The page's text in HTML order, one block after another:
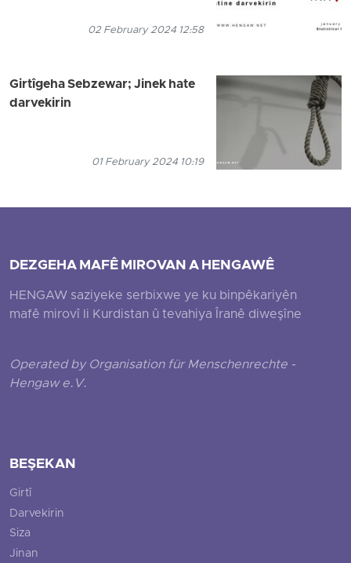
02 February 2024 12:58
Girtîgeha Sebzewar; Jinek hate
darvekirin
01 February 2024 10:19
DEZGEHA MAFÊ MIROVAN A HENGAWÊ
HENGAW saziyeke serbixwe ye ku binpêkariyên
mafê mirovî li Kurdistan û tevahiya Îranê diweşîne
Operated by Organisation für Menschenrechte -
Hengaw e.V.
BEŞEKAN
Girtî
Darvekirin
Siza
Jinan